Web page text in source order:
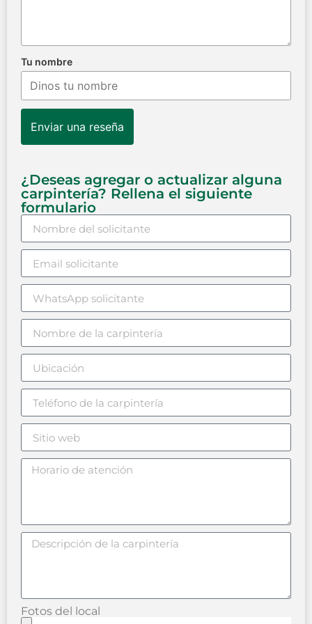
Tu nombre
Enviar una reseña
¿Deseas agregar o actualizar alguna
carpintería? Rellena el siguiente
formulario
Fotos del local